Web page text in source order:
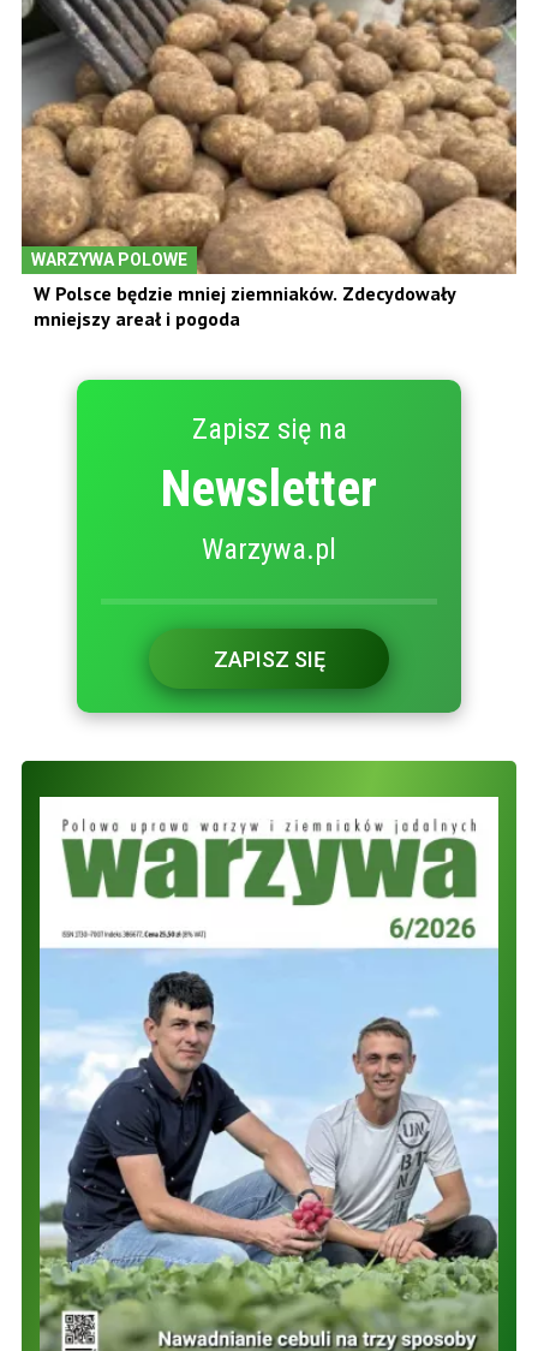
WARZYWA POLOWE
W Polsce będzie mniej ziemniaków. Zdecydowały
mniejszy areał i pogoda
Zapisz się na
Newsletter
Warzywa.pl
ZAPISZ SIĘ